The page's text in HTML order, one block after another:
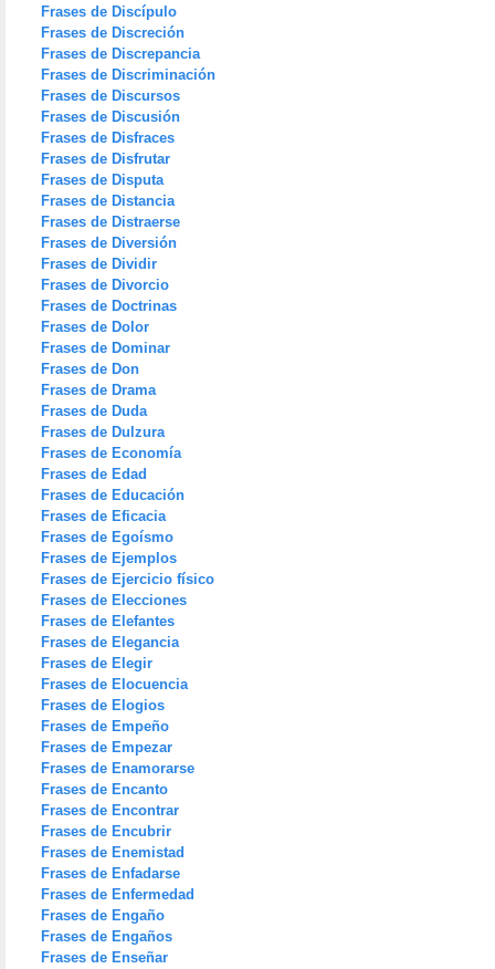
Frases de Discípulo
Frases de Discreción
Frases de Discrepancia
Frases de Discriminación
Frases de Discursos
Frases de Discusión
Frases de Disfraces
Frases de Disfrutar
Frases de Disputa
Frases de Distancia
Frases de Distraerse
Frases de Diversión
Frases de Dividir
Frases de Divorcio
Frases de Doctrinas
Frases de Dolor
Frases de Dominar
Frases de Don
Frases de Drama
Frases de Duda
Frases de Dulzura
Frases de Economía
Frases de Edad
Frases de Educación
Frases de Eficacia
Frases de Egoísmo
Frases de Ejemplos
Frases de Ejercicio físico
Frases de Elecciones
Frases de Elefantes
Frases de Elegancia
Frases de Elegir
Frases de Elocuencia
Frases de Elogios
Frases de Empeño
Frases de Empezar
Frases de Enamorarse
Frases de Encanto
Frases de Encontrar
Frases de Encubrir
Frases de Enemistad
Frases de Enfadarse
Frases de Enfermedad
Frases de Engaño
Frases de Engaños
Frases de Enseñar